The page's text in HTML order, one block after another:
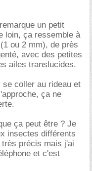
un petit
loin, ça ressemble à
ou 2 mm), de près
avec des petites
ailes translucides.
coller au rideau et
ça ne
ça peut être ? Je
insectes différents
précis mais j'ai
et c'est